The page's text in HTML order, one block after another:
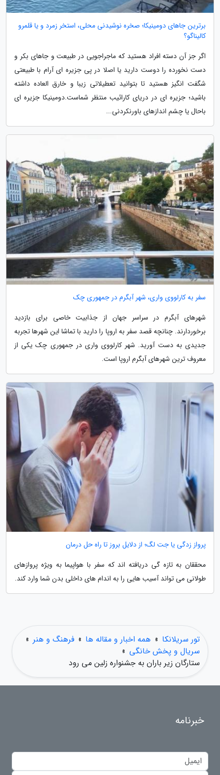
برترین جاهای دومینیکا؛ صخره نوشیدنی محلی، استخر زمرد و یا قلمرو
کالیناگو؟
اگر جز آن دسته افراد هستید که ماجراجویی در طبیعت و جاهای بکر و
دست نخورده را دوست دارید یا اصلا در پی جزیره ای آرام با طبیعتی
شگفت انگیز هستید تا بتوانید تعطیلاتی زیبا و خارق العاده داشته
باشید؛ جزیره ای در دریای کارائیب منتظر شماست.دومینیکا جزیره ای
باحال یا چشم اندازهای باورنکردنی...
سفر به کارلووی واری، شهر آبگرم در جمهوری چک
شهرهای آبگرم در سراسر جهان از جذابیت خاصی برای بازدید
برخوردارند. چنانچه قصد سفر به اروپا را دارید با تماشا این شهرها تجربه
جدیدی به دست آورید. شهر کارلووی واری در جمهوری چک یکی از
معروف ترین شهرهای آبگرم اروپا است.
پرواز زدگی یا جت لگ؛ از دلایل بروز تا راه حل درمان
محققان به تازه گی دریافته اند که سفر با هواپیما به ویژه پروازهای
طولانی می تواند آسیب هایی را به اندام های داخلی بدن شما وارد کند.
تور سریلانکا » همه اخبار و مقاله ها » فرهنگ و هنر »
سریال و پخش خانگی »
ستارگان زیر باران به جشنواره زلین می رود
خبرنامه